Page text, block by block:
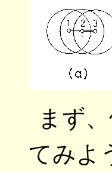
まず
てみよ